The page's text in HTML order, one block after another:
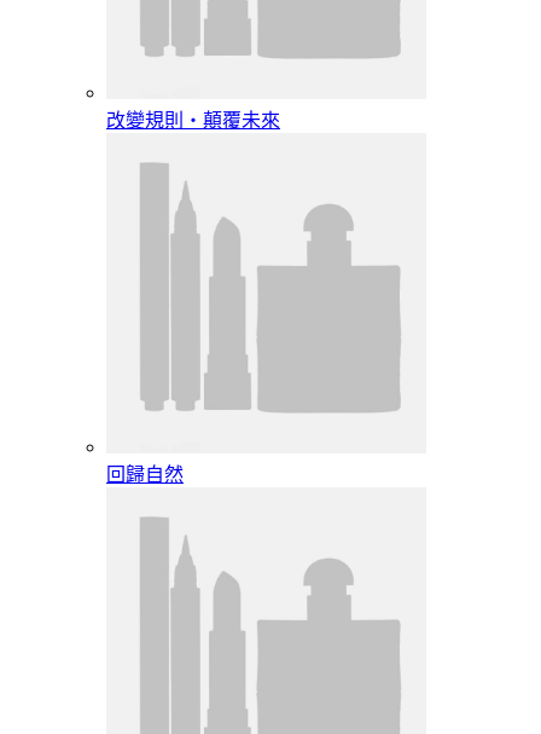
改變規則‧顛覆未來
回歸自然